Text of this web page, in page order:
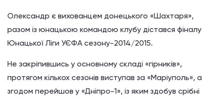
Олександр є вихованцем донецького «Шахтаря»,
разом із юнацькою командою клубу дістався фіналу
Юнацької Ліги УЄФА сезону-2014/2015.
Не закріпившись у основному складі «гірників»,
протягом кількох сезонів виступав за «Маріуполь», а
згодом перейшов у «Дніпро-1», із яким здобув срібні